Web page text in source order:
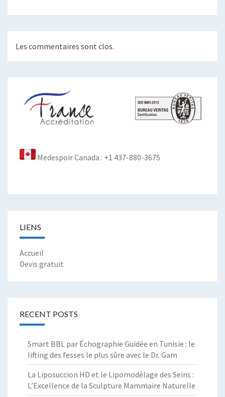
Les commentaires sont clos.
Medespoir Canada : +1 437-880-3675
LIENS
Accueil
Devis gratuit
RECENT POSTS
Smart BBL par Échographie Guidée en Tunisie : le
lifting des fesses le plus sûre avec le Dr. Gam
La Liposuccion HD et le Lipomodélage des Seins :
L’Excellence de la Sculpture Mammaire Naturelle